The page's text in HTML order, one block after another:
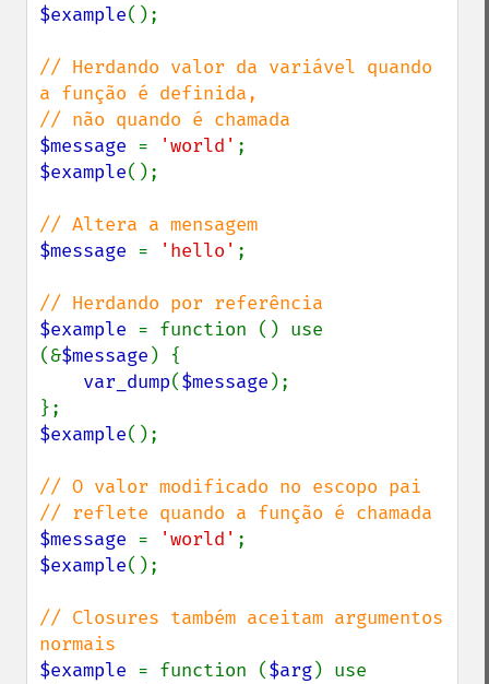
$example();
// Herdando valor da variável quando
a função é definida,
$message = 'world'
$example();
$message = 'hello' ;
$example = function () use
(&$message ) {
var_dump($message );
$example();
// O valor modificado no escopo pai
$message = 'world'
$example();
// Closures também aceitam argumentos
$example = function ($arg) use